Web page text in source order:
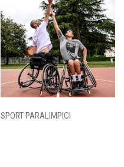
SPORT PARALIMPICI